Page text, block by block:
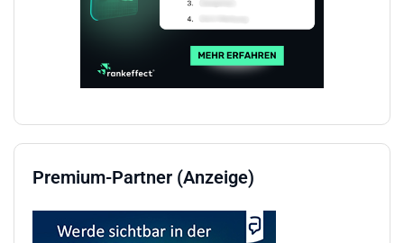
Premium-Partner (Anzeige)